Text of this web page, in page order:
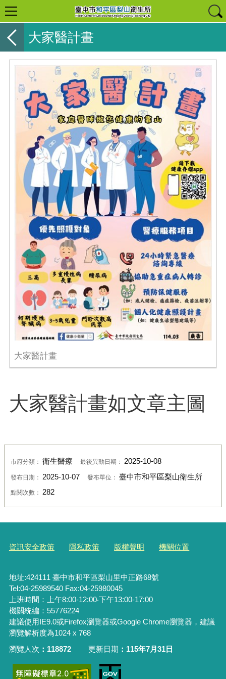
大家醫計畫
大家醫計畫
大家醫計畫如文章主圖
市府分類： 衛生醫療 最後異動日期： 2025-10-08
發布日期： 2025-10-07 發布單位： 臺中市和平區梨山衛生所
點閱次數： 282
資訊安全政策 隱私政策 版權聲明 機關位置
地址:424111 臺中市和平區梨山里中正路68號
Tel:04-25989540 Fax:04-25980045
上班時間：上午8:00-12:00‧下午13:00-17:00
機關統編：55776224
建議使用IE9.0或Firefox瀏覽器或Google Chrome瀏覽器，建議
瀏覽解析度為1024 x 768
瀏覽人次
118872 更新日期 115年7月31日